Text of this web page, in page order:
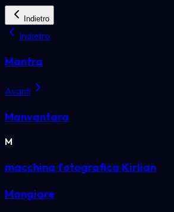
Indietro
Indietro
Mantra
Avanti
Manvantara
M
macchina fotografica Kirlian
Mangiare